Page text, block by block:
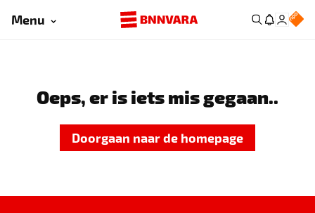
Menu
Oeps, er is iets mis gegaan..
Doorgaan naar de homepage